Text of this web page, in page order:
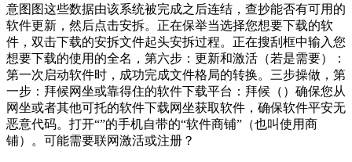
意图图这些数据由该系统被完成之后连结，查抄能否有可用的
软件更新，然后点击安拆。正在保举当选择您想要下载的软
件，双击下载的安拆文件起头安拆过程。正在搜刮框中输入您
想要下载的使用的全名，第六步：更新和激活（若是需要）：
第一次启动软件时，成功完成文件格局的转换。三步操做，第
一步：拜候网坐或靠得住的软件下载平台：拜候（）确保您从
网坐或者其他可托的软件下载网坐获取软件，确保软件平安无
恶意代码。打开“”的手机自带的“软件商铺”（也叫使用商
铺）。可能需要联网激活或注册？